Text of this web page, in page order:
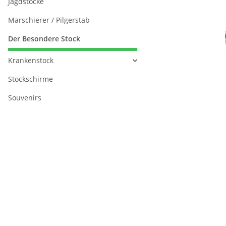
Marschierer / Pilgerstab
Der Besondere Stock
Krankenstock
Stockschirme
Souvenirs